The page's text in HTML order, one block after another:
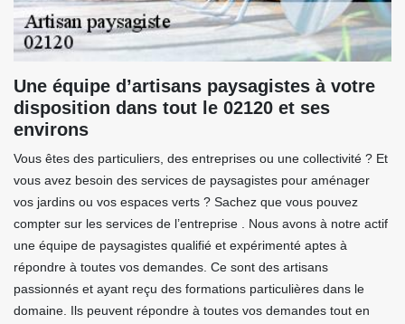
Une équipe d’artisans paysagistes à votre
disposition dans tout le 02120 et ses
environs
Vous êtes des particuliers, des entreprises ou une collectivité ? Et
vous avez besoin des services de paysagistes pour aménager
vos jardins ou vos espaces verts ? Sachez que vous pouvez
compter sur les services de l’entreprise . Nous avons à notre actif
une équipe de paysagistes qualifié et expérimenté aptes à
répondre à toutes vos demandes. Ce sont des artisans
passionnés et ayant reçu des formations particulières dans le
domaine. Ils peuvent répondre à toutes vos demandes tout en